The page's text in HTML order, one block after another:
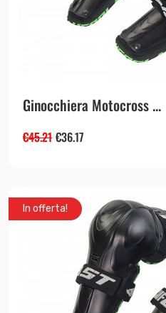
Ginocchiera Motocross ...
€45.21 €36.17
In offerta!